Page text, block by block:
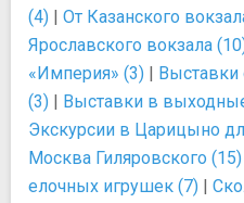
(4) | От Казанского
Ярославского вокзала
«Империя» (3) | Выставки
(3) | Выставки в
Экскурсии в Царицыно
Москва Гиляровского (15)
елочных игрушек (7) |